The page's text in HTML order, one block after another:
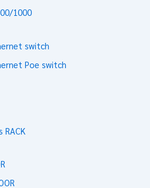
1000
switch
Poe switch
RACK